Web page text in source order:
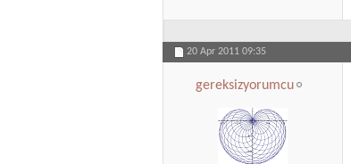
20 Apr 2011 09:35
gereksizyorumcu